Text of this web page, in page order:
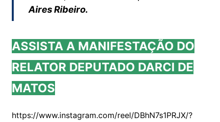
Aires Ribeiro.
ASSISTA A MANIFESTAÇÃO DO
RELATOR DEPUTADO DARCI DE
MATOS
https://www.instagram.com/reel/DBhN7s1PRJX/?